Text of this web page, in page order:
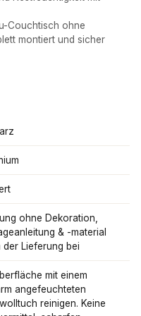
Couchtisch ohne
montiert und sicher
ohne Dekoration,
& -material
der Lieferung bei
mit einem
angefeuchteten
reinigen. Keine